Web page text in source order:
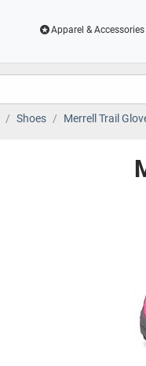
Apparel & Accessories
Shoes Merrell Trail